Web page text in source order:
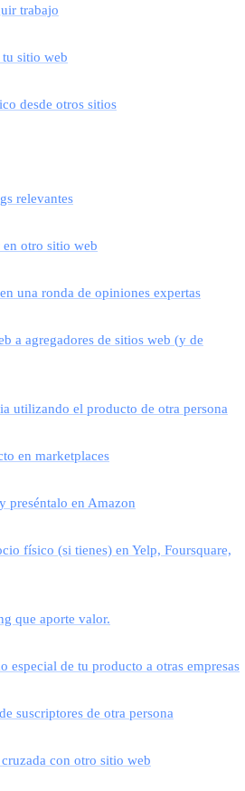
trabajo
sitio web
desde otros sitios
relevantes
otro sitio web
una ronda de opiniones expertas
a agregadores de sitios web (y de
utilizando el producto de otra persona
en marketplaces
preséntalo en Amazon
físico (si tienes) en Yelp, Foursquare,
que aporte valor.
especial de tu producto a otras empresas
suscriptores de otra persona
con otro sitio web